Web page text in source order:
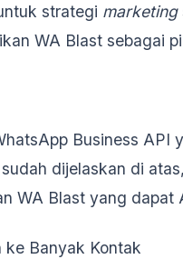
strategi marketing
WA Blast sebagai
Business API
dijelaskan di
WA Blast yang
ke Banyak Kontak